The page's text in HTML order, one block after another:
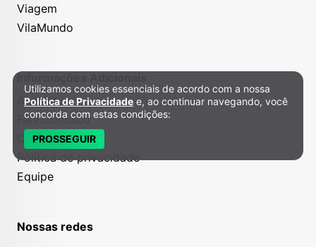
Viagem
VilaMundo
Informações Adicionais
Anuncie
Fale Conosco
Quem somos
Política de privacidade
Equipe
Nossas redes
Política de Privacidade e Cookies
Utilizamos cookies essenciais de acordo com a nossa
Política de Privacidade e, ao continuar navegando, você
concorda com estas condições:
PROSSEGUIR